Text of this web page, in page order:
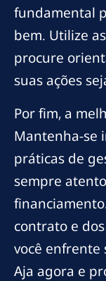
fundamental
bem. Utilize
procure
suas ações
Por fim, a
Mantenha-se
práticas de
sempre
contrato e
você enfrente
Aja agora e